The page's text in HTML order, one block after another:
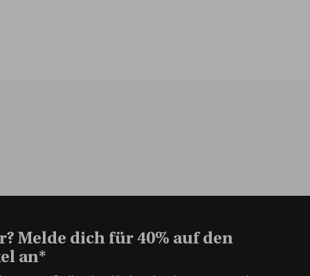
Melde dich für 40% auf den
an*